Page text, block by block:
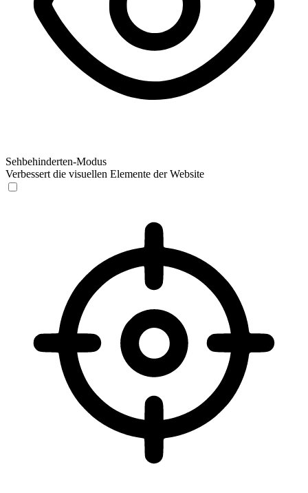
Sehbehinderten-Modus
Verbessert die visuellen Elemente der Website